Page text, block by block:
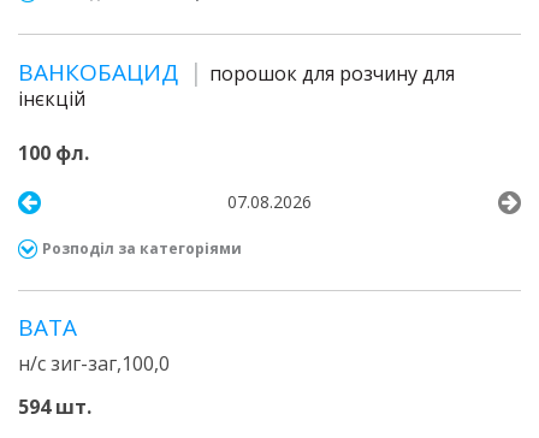
ВАНКОБАЦИД
порошок для розчину для
інєкцій
100 фл.
07.08.2026
Розподіл за категоріями
ВАТА
н/с зиг-заг,100,0
594 шт.